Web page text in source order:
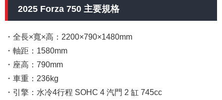
2025 Forza 750 主要規格
・全長×寬×高：2200×790×1480mm
・軸距：1580mm
・座高：790mm
・車重：236kg
・引擎：水冷4行程 SOHC 4 汽門 2 缸 745cc